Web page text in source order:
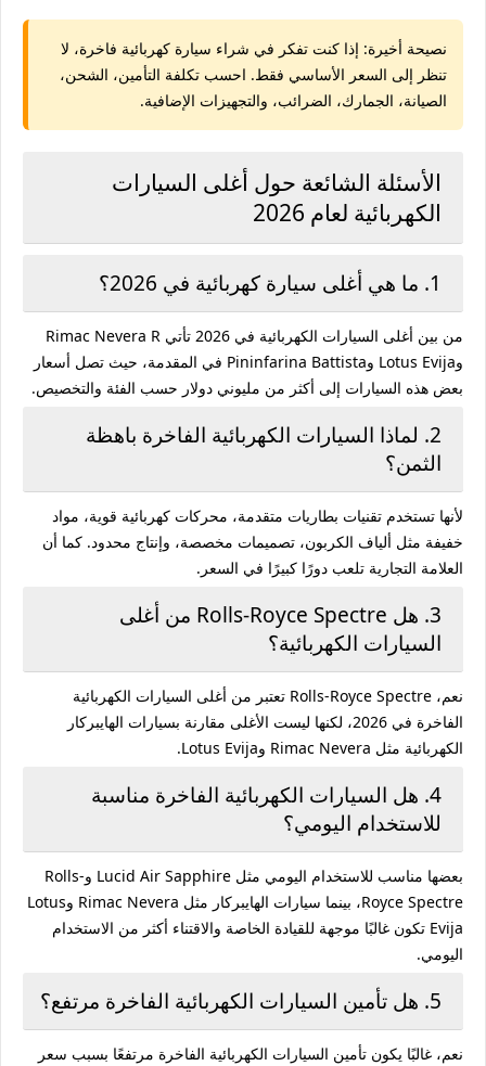
نصيحة أخيرة: إذا كنت تفكر في شراء سيارة كهربائية فاخرة، لا
تنظر إلى السعر الأساسي فقط. احسب تكلفة التأمين، الشحن،
الصيانة، الجمارك، الضرائب، والتجهيزات الإضافية.
الأسئلة الشائعة حول أغلى السيارات
الكهربائية لعام 2026
1. ما هي أغلى سيارة كهربائية في 2026؟
من بين أغلى السيارات الكهربائية في 2026 تأتي Rimac Nevera R
وLotus Evija وPininfarina Battista في المقدمة، حيث تصل أسعار
بعض هذه السيارات إلى أكثر من مليوني دولار حسب الفئة والتخصيص.
2. لماذا السيارات الكهربائية الفاخرة باهظة
الثمن؟
لأنها تستخدم تقنيات بطاريات متقدمة، محركات كهربائية قوية، مواد
خفيفة مثل ألياف الكربون، تصميمات مخصصة، وإنتاج محدود. كما أن
العلامة التجارية تلعب دورًا كبيرًا في السعر.
3. هل Rolls-Royce Spectre من أغلى
السيارات الكهربائية؟
نعم، Rolls-Royce Spectre تعتبر من أغلى السيارات الكهربائية
الفاخرة في 2026، لكنها ليست الأغلى مقارنة بسيارات الهايبركار
الكهربائية مثل Rimac Nevera وLotus Evija.
4. هل السيارات الكهربائية الفاخرة مناسبة
للاستخدام اليومي؟
بعضها مناسب للاستخدام اليومي مثل Lucid Air Sapphire وRolls-
Royce Spectre، بينما سيارات الهايبركار مثل Rimac Nevera وLotus
Evija تكون غالبًا موجهة للقيادة الخاصة والاقتناء أكثر من الاستخدام
اليومي.
5. هل تأمين السيارات الكهربائية الفاخرة مرتفع؟
نعم، غالبًا يكون تأمين السيارات الكهربائية الفاخرة مرتفعًا بسبب سعر